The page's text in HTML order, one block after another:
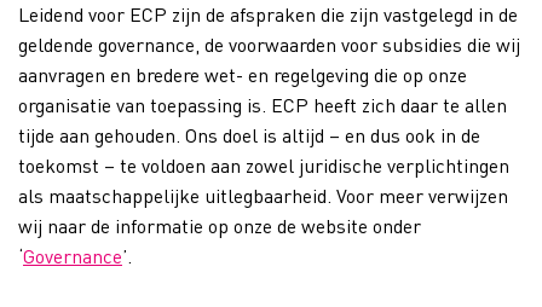
Leidend voor ECP zijn de afspraken die zijn vastgelegd in de
geldende governance, de voorwaarden voor subsidies die wij
aanvragen en bredere wet- en regelgeving die op onze
organisatie van toepassing is. ECP heeft zich daar te allen
tijde aan gehouden. Ons doel is altijd – en dus ook in de
toekomst – te voldoen aan zowel juridische verplichtingen
als maatschappelijke uitlegbaarheid. Voor meer verwijzen
wij naar de informatie op onze de website onder
‘Governance’.